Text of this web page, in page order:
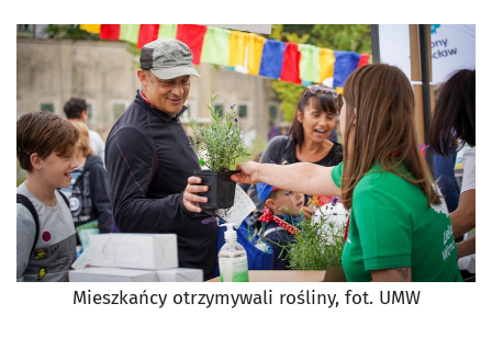
Mieszkańcy otrzymywali rośliny, fot. UMW